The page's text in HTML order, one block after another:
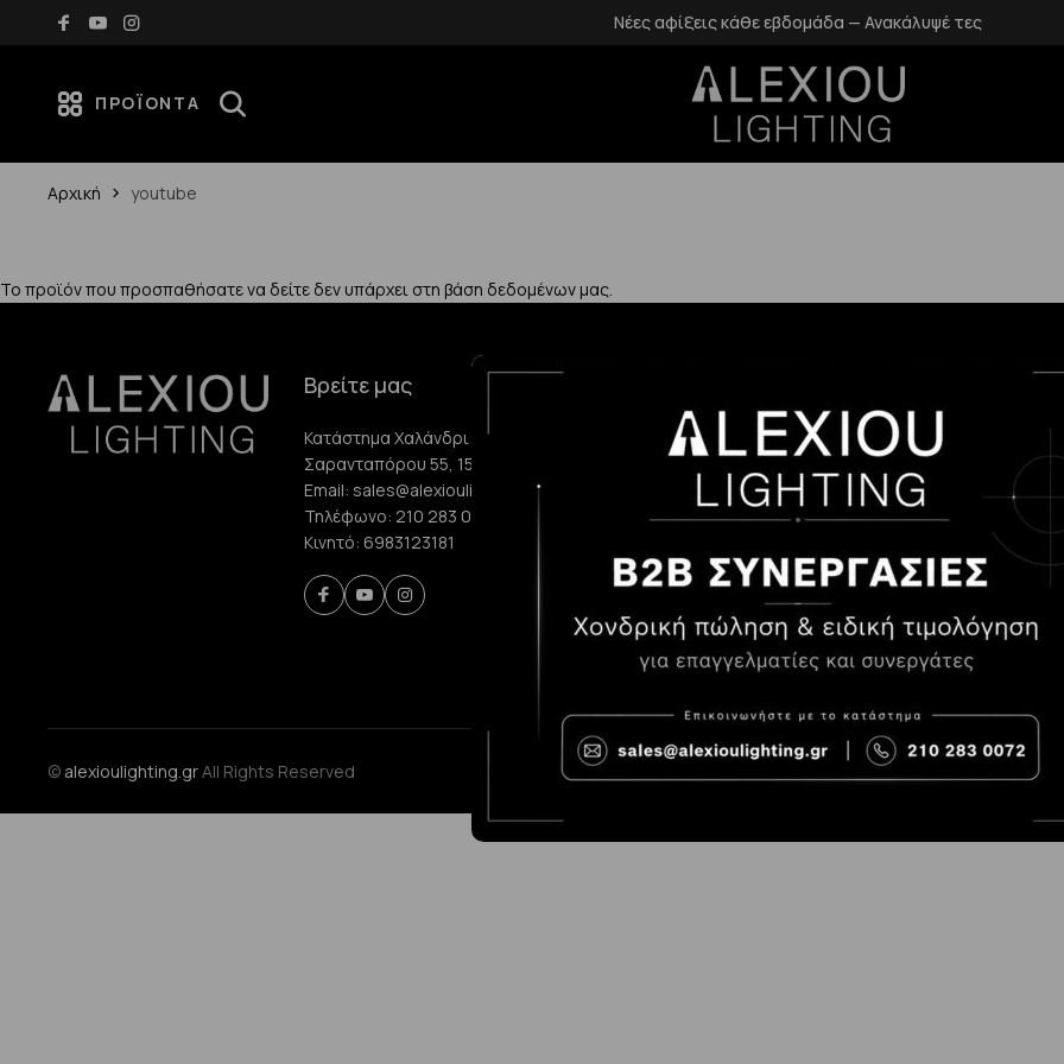
Δωρεάν μεταφορικά για αγορές άνω των 70€ Νέες αφίξεις κάθε εβδομάδα — Ανακάλυψέ τες
ΠΡΟΪΌΝΤΑ
Αρχική youtube
Το προϊόν που προσπαθήσατε να δείτε δεν υπάρχει στη βάση δεδομένων μας.
Βρείτε μας
Κατάστημα Χαλάνδρι:
Σαρανταπόρου 55, 15232, Χαλάνδρι
Email: sales@alexioulighting.gr
Τηλέφωνο: 210 283 0072
Κινητό: 6983123181
Η Εταιρεία μας
Επικοινωνία
Blog
Τρόποι Παραγγελίας
Τρόποι Αποστολής και
κόστος
Επιστροφές
Προστασία
Δεδομένων
Όροι χρήσης
Cookies
Consent
© alexioulighting.grAll Rights Reserved